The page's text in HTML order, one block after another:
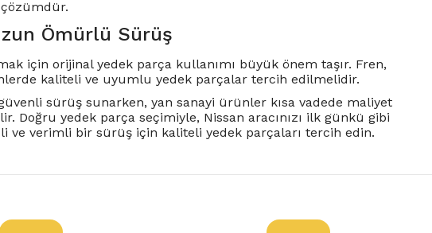
Ömürlü Sürüş
için orijinal yedek parça kullanımı büyük önem taşır. Fren,
kaliteli ve uyumlu yedek parçalar tercih edilmelidir.
sürüş sunarken, yan sanayi ürünler kısa vadede maliyet
Doğru yedek parça seçimiyle, Nissan aracınızı ilk günkü gibi
ve verimli bir sürüş için kaliteli yedek parçaları tercih edin.